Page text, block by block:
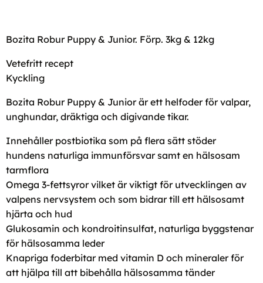
Bozita Robur Puppy & Junior. Förp. 3kg & 12kg
Vetefritt recept
Kyckling
Bozita Robur Puppy & Junior är ett helfoder för valpar,
unghundar, dräktiga och digivande tikar.
Innehåller postbiotika som på flera sätt stöder
hundens naturliga immunförsvar samt en hälsosam
tarmflora
Omega 3-fettsyror vilket är viktigt för utvecklingen av
valpens nervsystem och som bidrar till ett hälsosamt
hjärta och hud
Glukosamin och kondroitinsulfat, naturliga byggstenar
för hälsosamma leder
Knapriga foderbitar med vitamin D och mineraler för
att hjälpa till att bibehålla hälsosamma tänder